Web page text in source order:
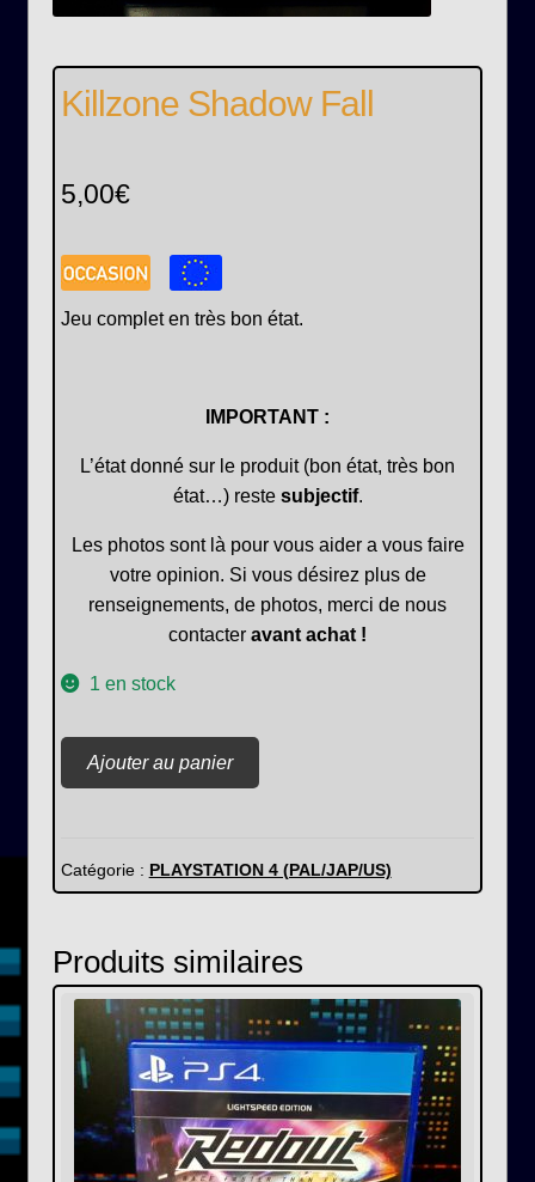
Killzone Shadow Fall
5,00€
Jeu complet en très bon état.
IMPORTANT :
L’état donné sur le produit (bon état, très bon
état…) reste subjectif.
Les photos sont là pour vous aider a vous faire
votre opinion. Si vous désirez plus de
renseignements, de photos, merci de nous
contacter avant achat !
1 en stock
de
Fall
Ajouter au panier
Catégorie : PLAYSTATION 4 (PAL/JAP/US)
Produits similaires